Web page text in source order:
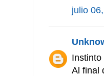
julio
Al final